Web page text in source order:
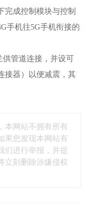
完成控制模块与控制
手机往5G手机衔接的
供管道连接，并设可
接器）以便减震，其
本网站不拥有所有
果您发现本网站有
们进行举报，并提
立刻删除涉嫌侵权